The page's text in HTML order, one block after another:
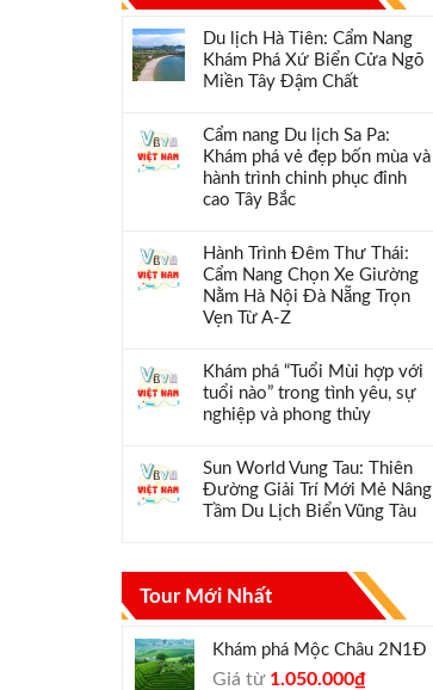
Du lịch Hà Tiên: Cẩm Nang
Khám Phá Xứ Biển Cửa Ngõ
Miền Tây Đậm Chất
Cẩm nang Du lịch Sa Pa:
Khám phá vẻ đẹp bốn mùa và
hành trình chinh phục đỉnh
cao Tây Bắc
Hành Trình Đêm Thư Thái:
Cẩm Nang Chọn Xe Giường
Nằm Hà Nội Đà Nẵng Trọn
Vẹn Từ A-Z
Khám phá “Tuổi Mùi hợp với
tuổi nào” trong tình yêu, sự
nghiệp và phong thủy
Sun World Vung Tau: Thiên
Đường Giải Trí Mới Mẻ Nâng
Tầm Du Lịch Biển Vũng Tàu
Tour Mới Nhất
Khám phá Mộc Châu 2N1Đ
Giá từ Giá
1.050.000₫Giá